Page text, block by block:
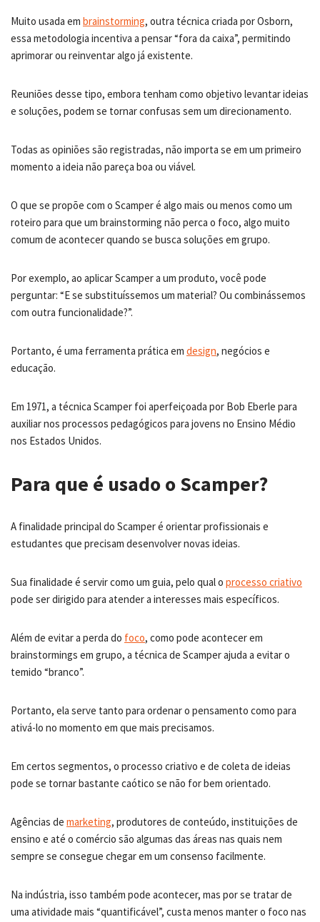
Muito usada em brainstorming, outra técnica criada por Osborn,
essa metodologia incentiva a pensar “fora da caixa”, permitindo
aprimorar ou reinventar algo já existente.
Reuniões desse tipo, embora tenham como objetivo levantar ideias
e soluções, podem se tornar confusas sem um direcionamento.
Todas as opiniões são registradas, não importa se em um primeiro
momento a ideia não pareça boa ou viável.
O que se propõe com o Scamper é algo mais ou menos como um
roteiro para que um brainstorming não perca o foco, algo muito
comum de acontecer quando se busca soluções em grupo.
Por exemplo, ao aplicar Scamper a um produto, você pode
perguntar: “E se substituíssemos um material? Ou combinássemos
com outra funcionalidade?”.
Portanto, é uma ferramenta prática em design, negócios e
educação.
Em 1971, a técnica Scamper foi aperfeiçoada por Bob Eberle para
auxiliar nos processos pedagógicos para jovens no Ensino Médio
nos Estados Unidos.
Para que é usado o Scamper?
A finalidade principal do Scamper é orientar profissionais e
estudantes que precisam desenvolver novas ideias.
Sua finalidade é servir como um guia, pelo qual o processo criativo
pode ser dirigido para atender a interesses mais específicos.
Além de evitar a perda do foco, como pode acontecer em
brainstormings em grupo, a técnica de Scamper ajuda a evitar o
temido “branco”.
Portanto, ela serve tanto para ordenar o pensamento como para
ativá-lo no momento em que mais precisamos.
Em certos segmentos, o processo criativo e de coleta de ideias
pode se tornar bastante caótico se não for bem orientado.
Agências de marketing, produtores de conteúdo, instituições de
ensino e até o comércio são algumas das áreas nas quais nem
sempre se consegue chegar em um consenso facilmente.
Na indústria, isso também pode acontecer, mas por se tratar de
uma atividade mais “quantificável”, custa menos manter o foco nas